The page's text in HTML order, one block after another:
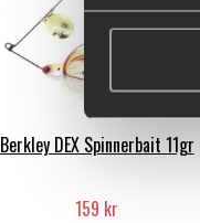
Berkley DEX Spinnerbait 11gr
159 kr